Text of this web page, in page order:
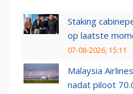
Staking
op laatste
07-08-2026, 15:11
Malaysia
nadat piloot